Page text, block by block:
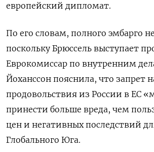
европейский дипломат.
По его словам, полного эмбарго
поскольку Брюссель выступает
Еврокомиссар по внутренним
Йоханссон пояснила, что запрет
продовольствия из России в ЕС
принести больше вреда, чем
цен и негативных последствий
Глобального Юга.